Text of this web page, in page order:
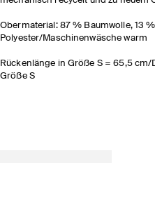
Obermaterial: 87 % Baumwolle, 13
Polyester/Maschinenwäsche warm
Rückenlänge in Größe S = 65,5
Größe S